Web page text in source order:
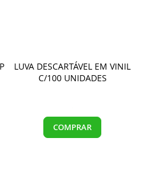
LUVA DESCARTÁVEL EM VINIL
C/100 UNIDADES
COMPRAR